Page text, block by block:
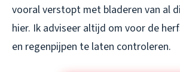
vooral verstopt met bladeren van al
hier. Ik adviseer altijd om voor de
en regenpijpen te laten controleren.